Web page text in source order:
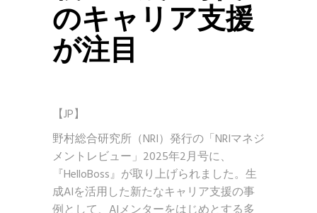
のキャリア支援
が注目
【JP】
野村総合研究所（NRI）発行の「NRIマネジ
メントレビュー」2025年2月号に、
『HelloBoss』が取り上げられました。生
成AIを活用した新たなキャリア支援の事